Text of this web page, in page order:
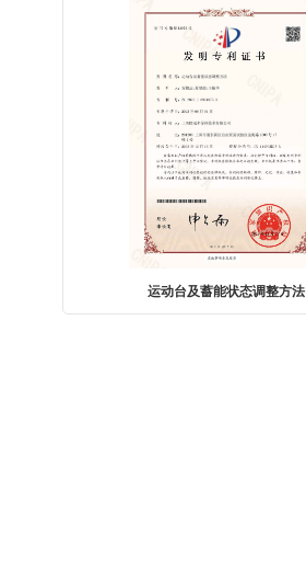
一种重力补偿装置及运动台